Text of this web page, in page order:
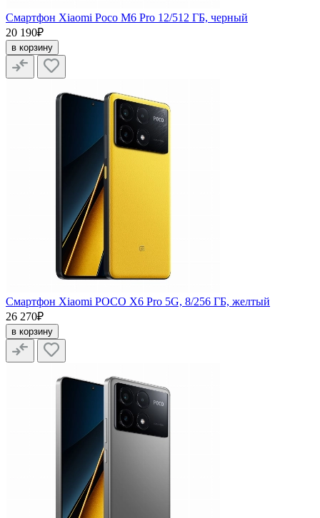
Смартфон Xiaomi Poco M6 Pro 12/512 ГБ, черный
20 190₽
в корзину
Смартфон Xiaomi POCO X6 Pro 5G, 8/256 ГБ, желтый
26 270₽
в корзину